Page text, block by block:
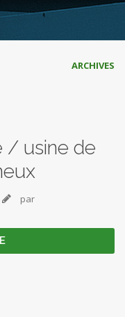
ARCHIVES
/ usine de
 par